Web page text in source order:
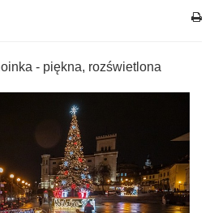
- piękna, rozświetlona